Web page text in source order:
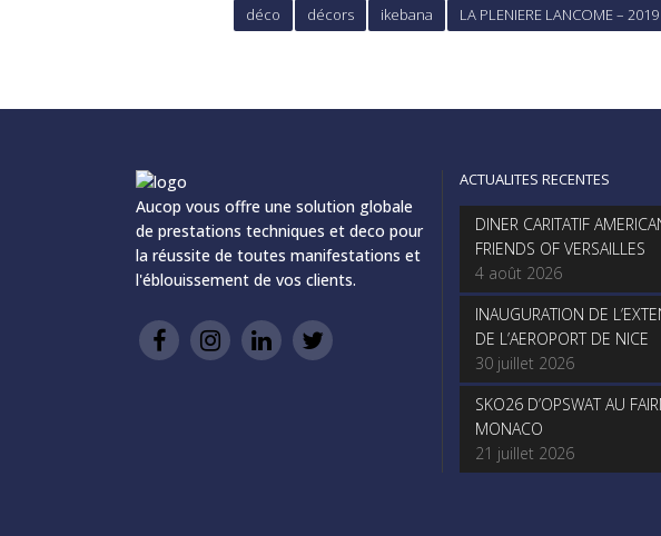
déco décors ikebana LA PLENIERE LANCOME –
Aucop vous offre une solution globale
de prestations techniques et deco pour
la réussite de toutes manifestations et
l'éblouissement de vos clients.
ACTUALITES RECENTES
DINER CARITATIF
FRIENDS OF VERSAILLES
4 août 2026
INAUGURATION DE
DE L’AEROPORT DE NICE
30 juillet 2026
SKO26 D’OPSWAT AU
MONACO
21 juillet 2026